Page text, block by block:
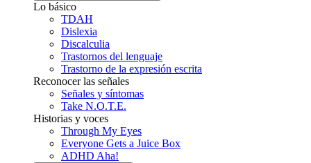
Lo básico
TDAH
Dislexia
Discalculia
Trastornos del lenguaje
Trastorno de la expresión escrita
Reconocer las señales
Señales y síntomas
Take N.O.T.E.
Historias y voces
Through My Eyes
Everyone Gets a Juice Box
ADHD Aha!